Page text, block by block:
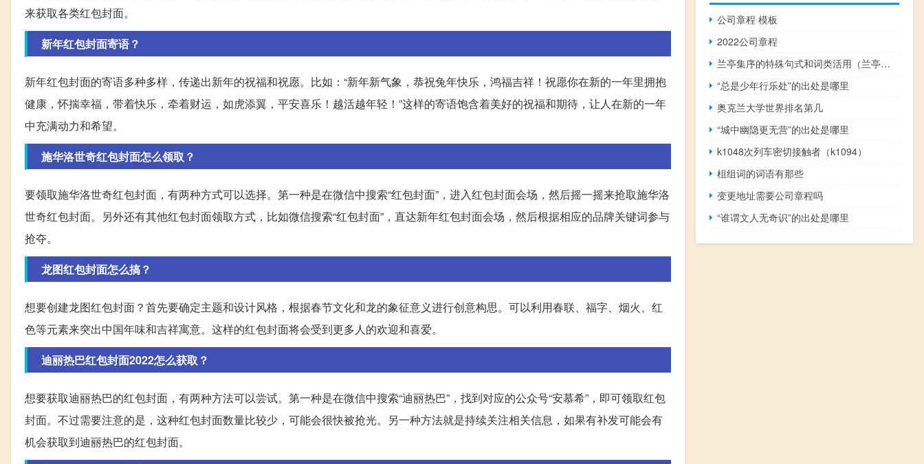
来获取各类红包封面。
新年红包封面寄语？
新年红包封面的寄语多种多样，传递出新年的祝福和祝愿。比如：“新年新气象，恭祝兔年快乐，鸿福吉祥！祝愿你在新的一年里拥抱
健康，怀揣幸福，带着快乐，牵着财运，如虎添翼，平安喜乐！越活越年轻！”这样的寄语饱含着美好的祝福和期待，让人在新的一年
中充满动力和希望。
施华洛世奇红包封面怎么领取？
要领取施华洛世奇红包封面，有两种方式可以选择。第一种是在微信中搜索“红包封面”，进入红包封面会场，然后摇一摇来抢取施华洛
世奇红包封面。另外还有其他红包封面领取方式，比如微信搜索“红包封面”，直达新年红包封面会场，然后根据相应的品牌关键词参与
抢夺。
龙图红包封面怎么搞？
想要创建龙图红包封面？首先要确定主题和设计风格，根据春节文化和龙的象征意义进行创意构思。可以利用春联、福字、烟火、红
色等元素来突出中国年味和吉祥寓意。这样的红包封面将会受到更多人的欢迎和喜爱。
迪丽热巴红包封面2022怎么获取？
想要获取迪丽热巴的红包封面，有两种方法可以尝试。第一种是在微信中搜索“迪丽热巴”，找到对应的公众号“安慕希”，即可领取红包
封面。不过需要注意的是，这种红包封面数量比较少，可能会很快被抢光。另一种方法就是持续关注相关信息，如果有补发可能会有
机会获取到迪丽热巴的红包封面。
公司章程 模板
2022公司章程
兰亭集序的特殊句式和词类活用（兰亭集序中的特殊句式 感激不尽）
“总是少年行乐处”的出处是哪里
奥克兰大学世界排名第几
“城中幽隐更无营”的出处是哪里
k1048次列车密切接触者（k1094）
柤组词的词语有那些
变更地址需要公司章程吗
“谁谓文人无奇识”的出处是哪里